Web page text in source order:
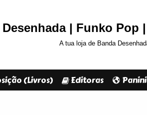
| Funko Pop
A tua loja de Banda
(Livros) Editoras Panini